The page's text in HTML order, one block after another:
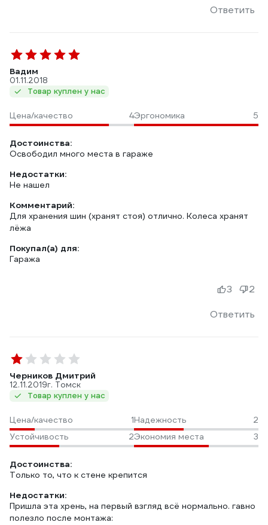
Ответить
Вадим
01.11.2018
Товар куплен у нас
Цена/качество 4Эргономика 5
Достоинства:
Освободил много места в гараже
Недостатки:
Не нашел
Комментарий:
Для хранения шин (хранят стоя) отлично. Колеса хранят
лёжа
Покупал(а) для:
Гаража
Ответить
3 2
Черников Дмитрий
12.11.2019г. Томск
Товар куплен у нас
Цена/качество 1Надежность
2
Устойчивость
2Экономия места 3
Достоинства:
Только то, что к стене крепится
Недостатки:
Пришла эта хрень, на первый взгляд всё нормально. гавно
полезло после монтажа: